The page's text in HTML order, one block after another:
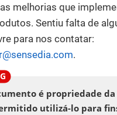
melhorias que
Sentiu falta de
para nos contatar:
.
é propriedade da
utilizá-lo para